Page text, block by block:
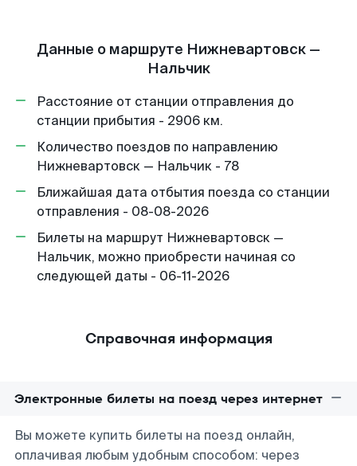
Данные о маршруте Нижневартовск —
Нальчик
Расстояние от станции отправления до
станции прибытия - 2906 км.
Количество поездов по направлению
Нижневартовск — Нальчик - 78
Ближайшая дата отбытия поезда со станции
отправления - 08-08-2026
Билеты на маршрут Нижневартовск —
Нальчик, можно приобрести начиная со
следующей даты - 06-11-2026
Справочная информация
Электронные билеты на поезд через интернет
Вы можете купить билеты на поезд онлайн,
оплачивая любым удобным способом: через